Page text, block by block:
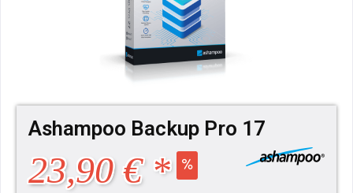
Ashampoo Backup Pro 17
23,90 € *